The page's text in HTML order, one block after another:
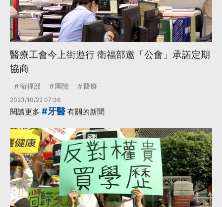
醫療工會今上街遊行 衛福部邀「公會」承諾定期
協商
衛福部 團體 醫療
2023/10/22 07:36
閱讀更多 #牙醫 有關的新聞